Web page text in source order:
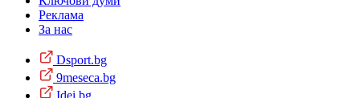
Реклама
За нас
Dsport.bg
9meseca.bg
Idei.bg